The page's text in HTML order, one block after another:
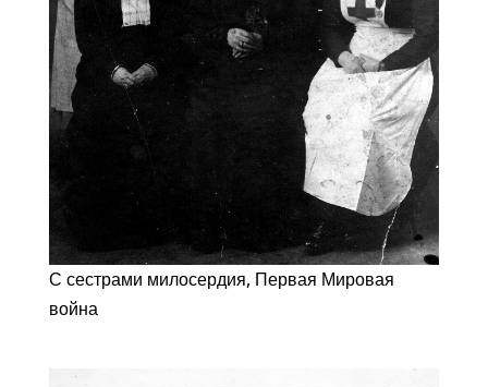
С сестрами милосердия, Первая Мировая
война